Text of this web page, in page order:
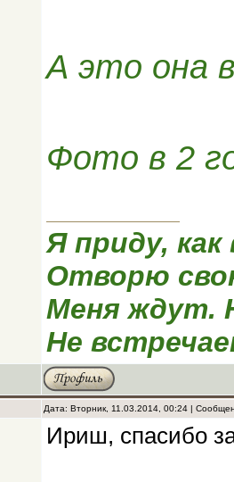
А это она
Фото в 2
Я приду, как
Отворю
Меня ждут.
Не
Дата: Вторник, 11.03.2014, 00:24 |
Ириш, спасибо